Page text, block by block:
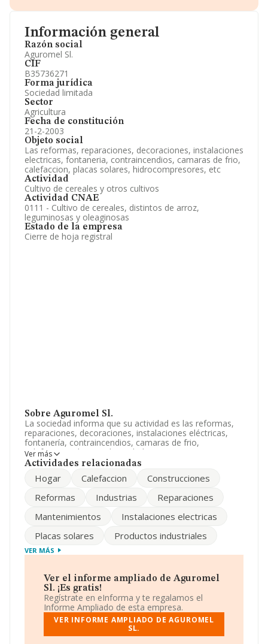
Información general
Razón social
Aguromel Sl.
CIF
B35736271
Forma jurídica
Sociedad limitada
Sector
Agricultura
Fecha de constitución
21-2-2003
Objeto social
Las reformas, reparaciones, decoraciones, instalaciones
electricas, fontaneria, contraincendios, camaras de frio,
calefaccion, placas solares, hidrocompresores, etc
Actividad
Cultivo de cereales y otros cultivos
Actividad CNAE
0111 - Cultivo de cereales, distintos de arroz,
leguminosas y oleaginosas
Estado de la empresa
Cierre de hoja registral
Sobre Aguromel Sl.
La sociedad informa que su actividad es las reformas,
reparaciones, decoraciones, instalaciones eléctricas,
fontanería, contraincendios, camaras de frio,
calefaccion, placas solares, hidrocompresores, etc. La
sociedad está inscrita en el Registro Mercantil como
'Cultivo de cereales (excepto arroz), leguminosas y
tiene actividad en mercados exteriores.
Ha tenido el mismo número de profesionales y teniendo
dispuesto de un número de empleados por encima de la
media de sector.
número 928331477.
La empresa españolaAguromel S.L, con NIF
B35736271, se encuentra en Calle Zacatecas núm. 2,
(35016), en el municipio de Las Palmas De Gran
Canaria, en Las Palmas, Islas Canarias.
Ver más
Actividades relacionadas
Hogar Calefaccion
Construcciones
Reformas
Industrias
Reparaciones
Mantenimientos
Instalaciones electricas
Placas solares
Productos industriales
VER MÁS
Ver el informe ampliado de Aguromel
Sl. ¡Es gratis!
Regístrate en eInforma y te regalamos el
Informe Ampliado de esta empresa.
VER INFORME AMPLIADO DE AGUROMEL
SL.
Información oficial y registral complementaria.